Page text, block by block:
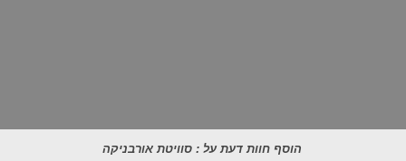
הוסף חוות דעת על : סוויטת אורבניקה